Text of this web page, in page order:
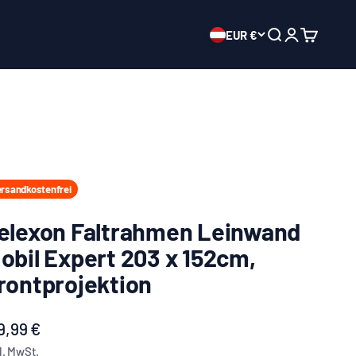
EUR € Suche öffnen
Mein Konto
Faltrahmen Leinwand
Expert 203 x 152cm,
€
MwSt.